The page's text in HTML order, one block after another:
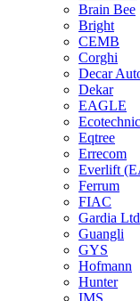
Brain Bee
Bright
CEMB
Corghi
Decar
Dekar
EAGLE
Eqtree
Errecom
Everlift
Ferrum
FIAC
Gardia Ltd
Guangli
GYS
Hofmann
Hunter
IMS